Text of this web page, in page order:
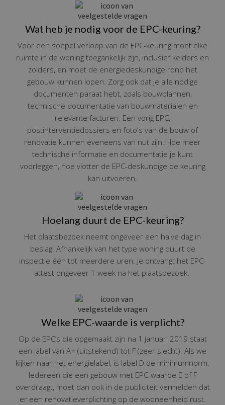
Wat heb je nodig voor de EPC-keuring?
Voor een soepel verloop van de EPC-keuring moet elke
ruimte in de woning toegankelijk zijn, inclusief kelders en
zolders, en moet de energiedeskundige rond het
gebouw kunnen lopen. Zorg ook dat je alle nodige
documenten paraat hebt, zoals bouwplannen,
technische documentatie van bouwmaterialen en
relevante facturen. Een vorig EPC,
postinterventiedossiers en foto's van de bouw of
renovatie kunnen eveneens van nut zijn. Hoe meer
technische informatie en documentatie je kunt
voorleggen, hoe vlotter de EPC-deskundige de keuring
kan uitvoeren.
Hoelang duurt de EPC-keuring?
Het plaatsbezoek neemt ongeveer een halve dag in
beslag. Afhankelijk van het type woning duurt de
inspectie één tot meerdere uren. Je ontvangt het EPC-
attest ongeveer 1 week na het plaatsbezoek.
Welke EPC-waarde is verplicht?
Op de EPC’s die opgemaakt zijn na 1 januari 2019 staat
een label van A+ (uitstekend) tot F (zeer slecht). Als we
kijken naar het energielabel, is label D de minimumnorm.
Iedereen die een gebouw met EPC-waarde E of F
overdraagt, moet dan ook in de publiciteit vermelden dat
er een renovatieverplichting op de wooneenheid rust.